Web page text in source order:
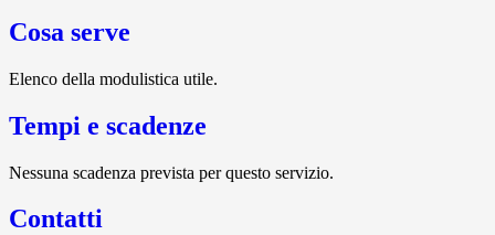
Cosa serve
Elenco della modulistica utile.
Tempi e scadenze
Nessuna scadenza prevista per questo servizio.
Contatti